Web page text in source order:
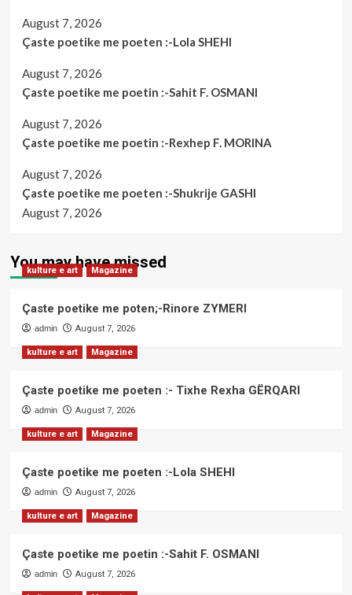
August 7, 2026
Çaste poetike me poeten :-Lola SHEHI
August 7, 2026
Çaste poetike me poetin :-Sahit F. OSMANI
August 7, 2026
Çaste poetike me poetin :-Rexhep F. MORINA
August 7, 2026
Çaste poetike me poeten :-Shukrije GASHI
August 7, 2026
You may have missed
kulture e art Magazine
Çaste poetike me poten;-Rinore ZYMERI
admin August 7, 2026
kulture e art Magazine
Çaste poetike me poeten :- Tixhe Rexha GËRQARI
admin August 7, 2026
kulture e art Magazine
Çaste poetike me poeten :-Lola SHEHI
admin August 7, 2026
kulture e art Magazine
Çaste poetike me poetin :-Sahit F. OSMANI
admin August 7, 2026